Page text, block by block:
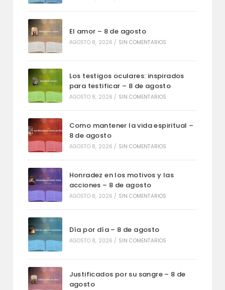
El amor – 8 de agosto
AGOSTO 8, 2026 / SIN COMENTARIOS
Los testigos oculares: inspirados
para testificar – 8 de agosto
AGOSTO 8, 2026 / SIN COMENTARIOS
Como mantener la vida espiritual –
8 de agosto
AGOSTO 8, 2026 / SIN COMENTARIOS
Honradez en los motivos y las
acciones – 8 de agosto
AGOSTO 8, 2026 / SIN COMENTARIOS
Día por día – 8 de agosto
AGOSTO 8, 2026 / SIN COMENTARIOS
Justificados por su sangre – 8 de
agosto